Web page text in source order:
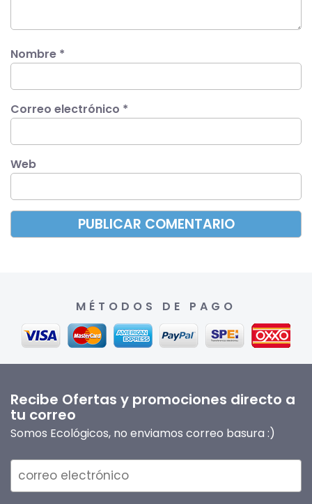
Nombre *
Correo electrónico *
Web
MÉTODOS DE PAGO
Recibe Ofertas y promociones directo a
tu correo
Somos Ecológicos, no enviamos correo basura :)